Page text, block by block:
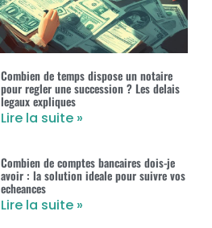
Combien de temps dispose un notaire
pour regler une succession ? Les delais
legaux expliques
Lire la suite »
Combien de comptes bancaires dois-je
avoir : la solution ideale pour suivre vos
echeances
Lire la suite »